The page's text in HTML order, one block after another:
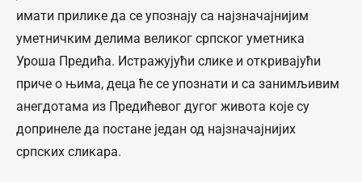
имати прилике да се упознају са најзначајнијим
уметничким делима великог српског уметника
Уроша Предића. Истражујући слике и откривајући
приче о њима, деца ће се упознати и са занимљивим
анегдотама из Предићевог дугог живота које су
допринеле да постане један од најзначајнијих
српских сликара.